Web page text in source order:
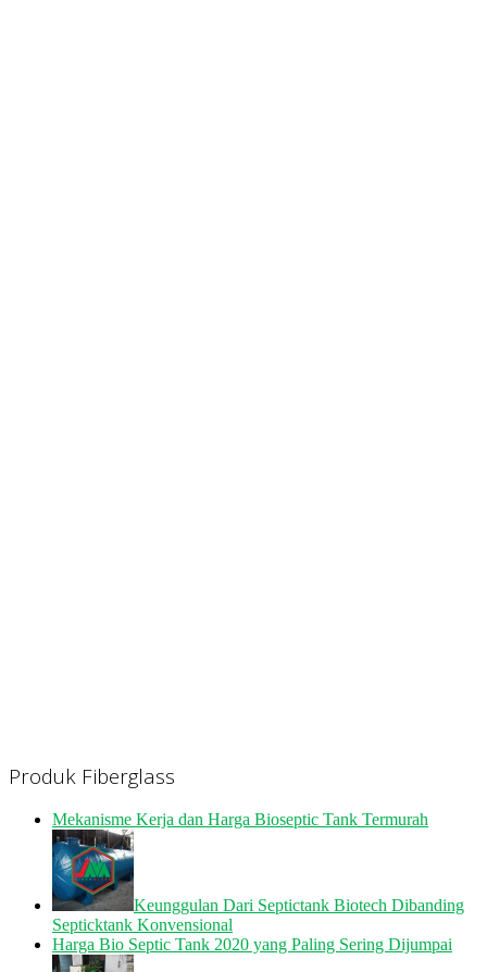
Produk Fiberglass
Mekanisme Kerja dan Harga Bioseptic Tank Termurah
Keunggulan Dari Septictank Biotech Dibanding
Septicktank Konvensional
Harga Bio Septic Tank 2020 yang Paling Sering Dijumpai